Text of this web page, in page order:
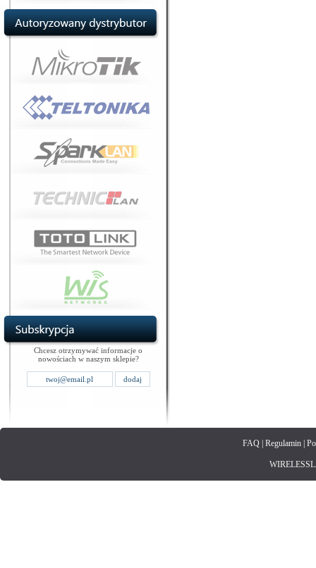
Chcesz otrzymywać informacje o
nowościach w naszym sklepie?
FAQ| Regulamin|